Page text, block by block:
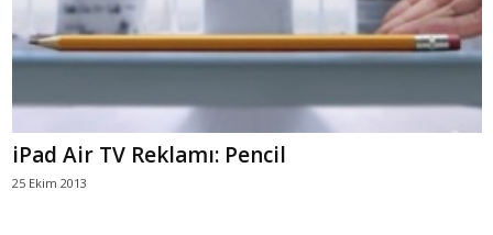
iPad Air TV Reklamı: Pencil
25 Ekim 2013